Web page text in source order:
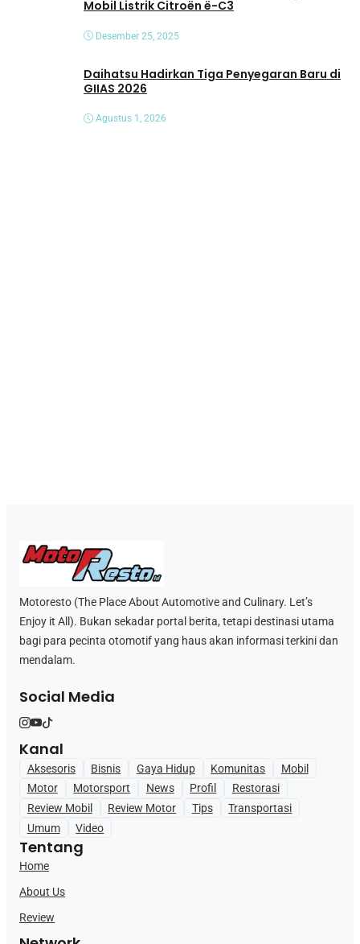
Mobil Listrik Citroën ë-C3
Desember 25, 2025
Daihatsu Hadirkan Tiga Penyegaran Baru di
GIIAS 2026
Agustus 1, 2026
Motoresto (The Place About Automotive and Culinary. Let’s
Enjoy it All). Bukan sekadar portal berita, tetapi destinasi utama
bagi para pecinta otomotif yang haus akan informasi terkini dan
mendalam.
Social Media
Kanal
Aksesoris Bisnis Gaya Hidup Komunitas
Mobil
Motor
Motorsport News Profil
Restorasi
Review Mobil
Review Motor Tips
Transportasi
Umum
Video
Tentang
Home
About Us
Review